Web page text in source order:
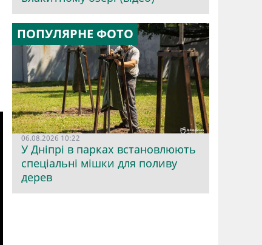
ПОПУЛЯРНЕ ФОТО
06.08.2026 10:22
У Дніпрі в парках встановлюють
спеціальні мішки для поливу
дерев